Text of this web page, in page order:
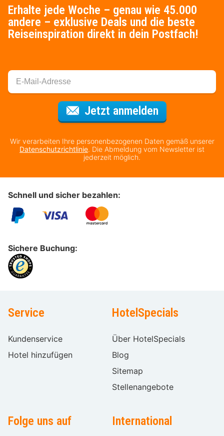
Erhalte jede Woche – genau wie 45.000
andere – exklusive Deals und die beste
Reiseinspiration direkt in dein Postfach!
Jetzt anmeldenFür den
Wir verarbeiten Ihre personenbezogenen Daten gemäß unserer
Datenschutzrichtlinie. Die Abmeldung vom Newsletter ist
jederzeit möglich.
Schnell und sicher bezahlen:
Sichere Buchung:
Service
Kundenservice
Hotel hinzufügen
HotelSpecials
Über HotelSpecials
Blog
Sitemap
Stellenangebote
Folge uns auf International